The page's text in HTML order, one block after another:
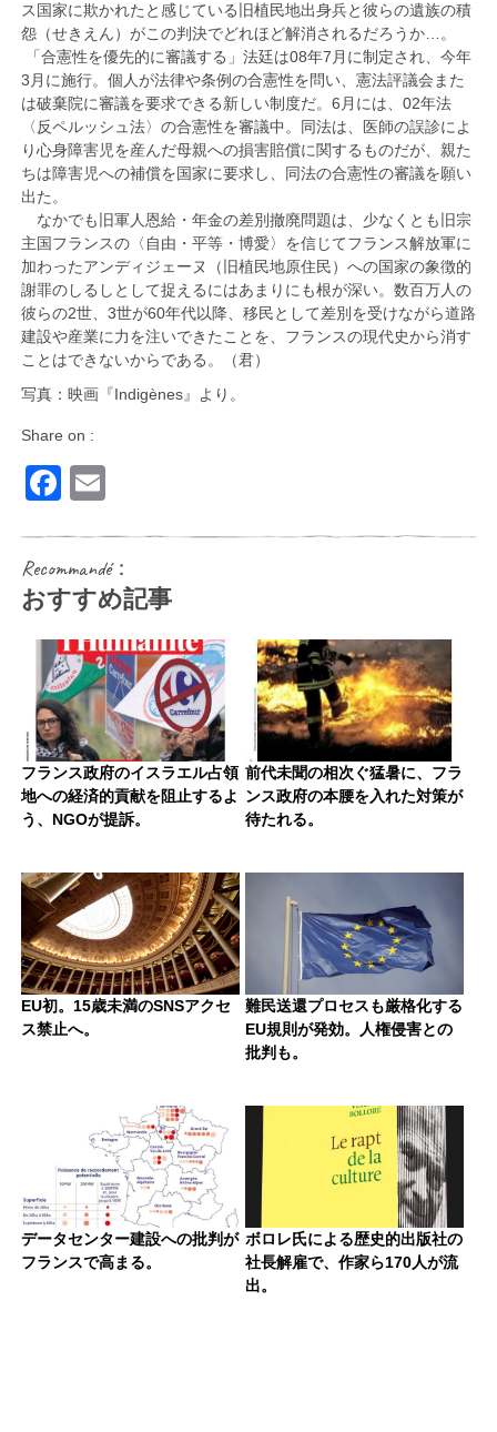
ス国家に欺かれたと感じている旧植民地出身兵と彼らの遺族の積
怨（せきえん）がこの判決でどれほど解消されるだろうか…。
「合憲性を優先的に審議する」法廷は08年7月に制定され、今年
3月に施行。個人が法律や条例の合憲性を問い、憲法評議会また
は破棄院に審議を要求できる新しい制度だ。6月には、02年法
〈反ペルッシュ法〉の合憲性を審議中。同法は、医師の誤診によ
り心身障害児を産んだ母親への損害賠償に関するものだが、親た
ちは障害児への補償を国家に要求し、同法の合憲性の審議を願い
出た。
なかでも旧軍人恩給・年金の差別撤廃問題は、少なくとも旧宗
主国フランスの〈自由・平等・博愛〉を信じてフランス解放軍に
加わったアンディジェーヌ（旧植民地原住民）への国家の象徴的
謝罪のしるしとして捉えるにはあまりにも根が深い。数百万人の
彼らの2世、3世が60年代以降、移民として差別を受けながら道路
建設や産業に力を注いできたことを、フランスの現代史から消す
ことはできないからである。（君）
写真：映画『Indigènes』より。
Share on :
Facebook
Recommandé：
おすすめ記事
フランス政府のイスラエル占領
地への経済的貢献を阻止するよ
う、NGOが提訴。
前代未聞の相次ぐ猛暑に、フラ
ンス政府の本腰を入れた対策が
待たれる。
EU初。15歳未満のSNSアクセ
ス禁止へ。
難民送還プロセスも厳格化する
EU規則が発効。人権侵害との
批判も。
データセンター建設への批判が
フランスで高まる。
ボロレ氏による歴史的出版社の
社長解雇で、作家ら170人が流
出。